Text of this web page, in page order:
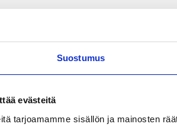
Suostumus
evästeitä
tarjoamamme sisällön ja mainosten